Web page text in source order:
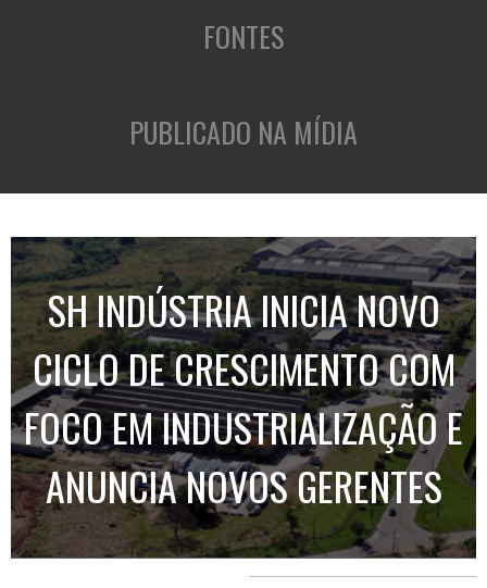
FONTES
PUBLICADO NA MÍDIA
SH INDÚSTRIA INICIA NOVO
CICLO DE CRESCIMENTO COM
FOCO EM INDUSTRIALIZAÇÃO E
ANUNCIA NOVOS GERENTES